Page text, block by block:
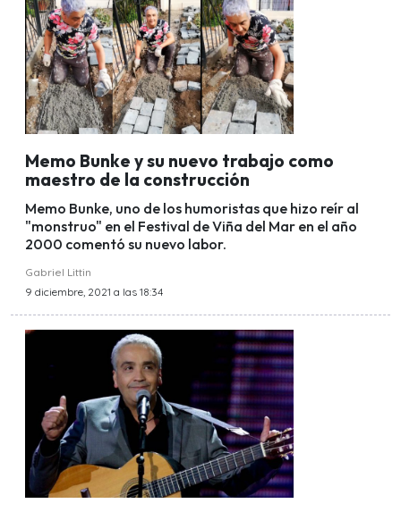
Memo Bunke y su nuevo trabajo como
maestro de la construcción
Memo Bunke, uno de los humoristas que hizo reír al
"monstruo" en el Festival de Viña del Mar en el año
2000 comentó su nuevo labor.
Gabriel Littin
9 diciembre, 2021 a las 18:34